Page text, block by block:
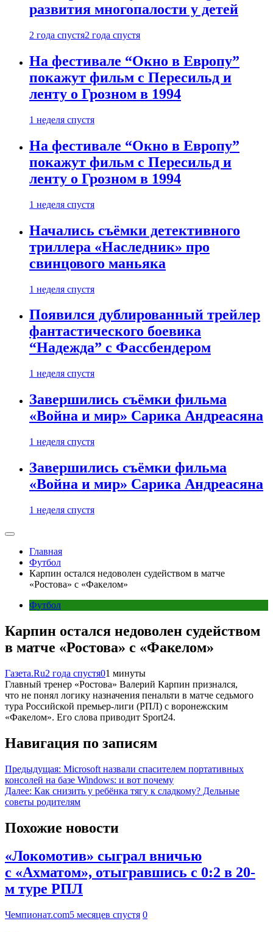
развития многопалости у детей
2 года спустя2 года спустя
На фестивале “Окно в Европу”
покажут фильм с Пересильд и
ленту о Грозном в 1994
1 неделя спустя
На фестивале “Окно в Европу”
покажут фильм с Пересильд и
ленту о Грозном в 1994
1 неделя спустя
Начались съёмки детективного
триллера «Наследник» про
свинцового маньяка
1 неделя спустя
Появился дублированный трейлер
фантастического боевика
“Надежда” с Фассбендером
1 неделя спустя
Завершились съёмки фильма
«Война и мир» Сарика Андреасяна
1 неделя спустя
Завершились съёмки фильма
«Война и мир» Сарика Андреасяна
1 неделя спустя
Главная
Футбол
Карпин остался недоволен судейством в матче
«Ростова» с «Факелом»
Футбол
Карпин остался недоволен судейством
в матче «Ростова» с «Факелом»
Газета.Ru2 года спустя01 минуты
Главный тренер «Ростова» Валерий Карпин признался,
что не понял логику назначения пенальти в матче седьмого
тура Российской премьер-лиги (РПЛ) с воронежским
«Факелом». Его слова приводит Sport24.
Навигация по записям
Предыдущая: Microsoft назвали спасителем портативных
консолей на базе Windows: и вот почему
Далее: Как снизить у ребёнка тягу к сладкому? Дельные
советы родителям
Похожие новости
«Локомотив» сыграл вничью
с «Ахматом», отыгравшись с 0:2 в 20-
м туре РПЛ
Чемпионат.com5 месяцев спустя 0